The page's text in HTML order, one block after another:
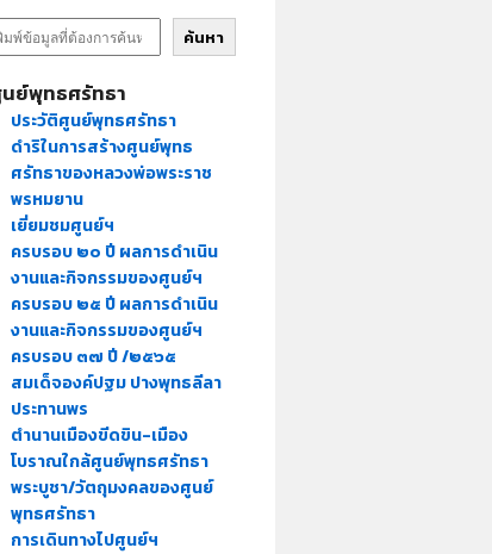
ค้นหา
ย์พุทธศรัทธา
ประวัติศูนย์พุทธศรัทธา
ดำริในการสร้างศูนย์พุทธ
ศรัทธาของหลวงพ่อพระราช
พรหมยาน
เยี่ยมชมศูนย์ฯ
ครบรอบ ๒๐ ปี ผลการดำเนิน
งานและกิจกรรมของศูนย์ฯ
ครบรอบ ๒๕ ปี ผลการดำเนิน
งานและกิจกรรมของศูนย์ฯ
ครบรอบ ๓๗ ปี /๒๕๖๕
สมเด็จองค์ปฐม ปางพุทธลีลา
ประทานพร
ตำนานเมืองขีดขิน-เมือง
โบราณใกล้ศูนย์พุทธศรัทธา
พระบูชา/วัตถุมงคลของศูนย์
พุทธศรัทธา
การเดินทางไปศูนย์ฯ